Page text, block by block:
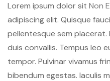
Lorem ipsum dolor sit Non
adipiscing elit. Quisque
pellentesque sem placerat.
duis convallis. Tempus leo
tempor. Pulvinar vivamus
bibendum egestas. Iaculis